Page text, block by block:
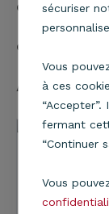
Choisir son
Qui sommes-
sécuriser
Vous
à ces
fermant
“Continuer
Vous